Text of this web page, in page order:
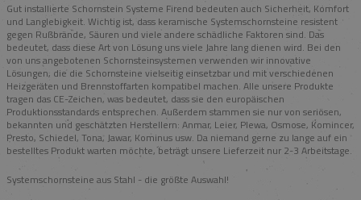
Gut installierte Schornstein Systeme Firend bedeuten auch Sicherheit, Komfort
und Langlebigkeit. Wichtig ist, dass keramische Systemschornsteine resistent
gegen Rußbrände, Säuren und viele andere schädliche Faktoren sind. Das
bedeutet, dass diese Art von Lösung uns viele Jahre lang dienen wird. Bei den
von uns angebotenen Schornsteinsystemen verwenden wir innovative
Lösungen, die die Schornsteine vielseitig einsetzbar und mit verschiedenen
Heizgeräten und Brennstoffarten kompatibel machen. Alle unsere Produkte
tragen das CE-Zeichen, was bedeutet, dass sie den europäischen
Produktionsstandards entsprechen. Außerdem stammen sie nur von seriösen,
bekannten und geschätzten Herstellern: Anmar, Leier, Plewa, Osmose, Komincer,
Presto, Schiedel, Tona, Jawar, Kominus usw. Da niemand gerne zu lange auf ein
bestelltes Produkt warten möchte, beträgt unsere Lieferzeit nur 2-3 Arbeitstage.
Systemschornsteine aus Stahl - die größte Auswahl!